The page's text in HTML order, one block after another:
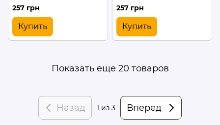
петелькой 4 мм. 0.85г
(1840-45)
257 грн
Купить
петелькой 4 мм. 0.85г
(1840-46)
257 грн
Купить
Показать еще 20 товаров
Назад 1 из 3 Вперед